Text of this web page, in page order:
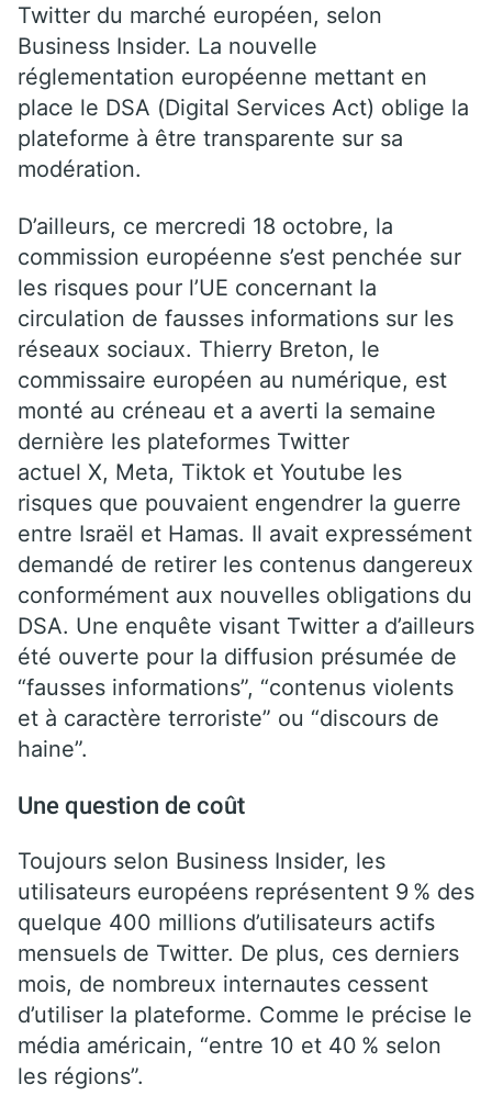
Twitter du marché européen, selon
Business Insider. La nouvelle
réglementation européenne mettant en
place le DSA (Digital Services Act) oblige la
plateforme à être transparente sur sa
modération.
D’ailleurs, ce mercredi 18 octobre, la
commission européenne s’est penchée sur
les risques pour l’UE concernant la
circulation de fausses informations sur les
réseaux sociaux. Thierry Breton, le
commissaire européen au numérique, est
monté au créneau et a averti la semaine
dernière les plateformes Twitter
actuel X, Meta, Tiktok et Youtube les
risques que pouvaient engendrer la guerre
entre Israël et Hamas. Il avait expressément
demandé de retirer les contenus dangereux
conformément aux nouvelles obligations du
DSA. Une enquête visant Twitter a d’ailleurs
été ouverte pour la diffusion présumée de
“fausses informations”, “contenus violents
et à caractère terroriste” ou “discours de
haine”.
Une question de coût
Toujours selon Business Insider, les
utilisateurs européens représentent 9 % des
quelque 400 millions d’utilisateurs actifs
mensuels de Twitter. De plus, ces derniers
mois, de nombreux internautes cessent
d’utiliser la plateforme. Comme le précise le
média américain, “entre 10 et 40 % selon
les régions”.